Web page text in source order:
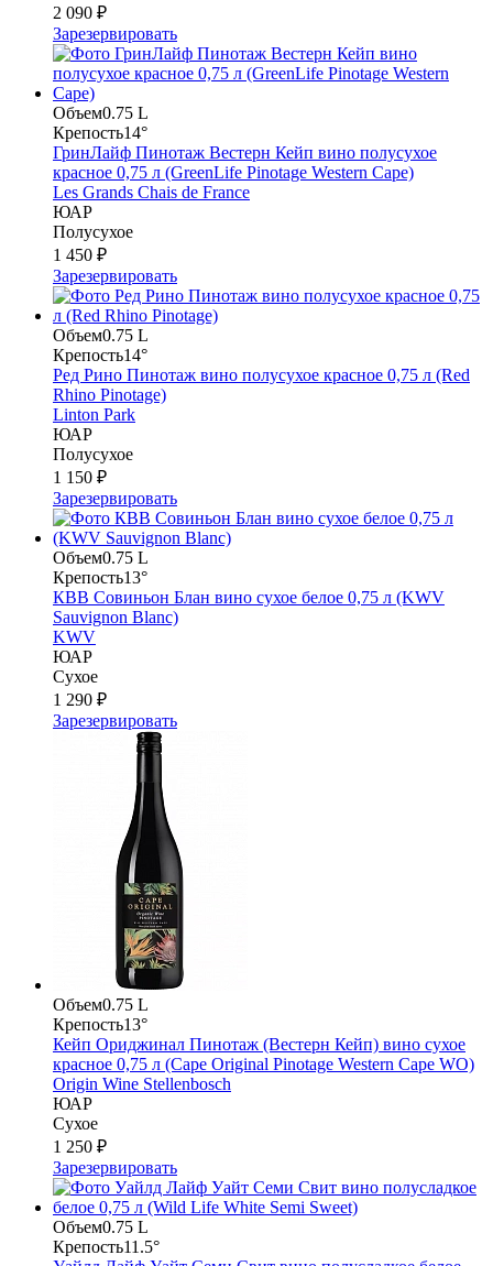
2 090 ₽
Зарезервировать
Объем0.75 L
Крепость14°
ГринЛайф Пинотаж Вестерн Кейп вино полусухое
красное 0,75 л (GreenLife Pinotage Western Cape)
Les Grands Chais de France
ЮАР
Полусухое
1 450 ₽
Зарезервировать
Объем0.75 L
Крепость14°
Ред Рино Пинотаж вино полусухое красное 0,75 л (Red
Rhino Pinotage)
Linton Park
ЮАР
Полусухое
1 150 ₽
Зарезервировать
Объем0.75 L
Крепость13°
КВВ Совиньон Блан вино сухое белое 0,75 л (KWV
Sauvignon Blanc)
KWV
ЮАР
Сухое
1 290 ₽
Зарезервировать
Объем0.75 L
Крепость13°
Кейп Ориджинал Пинотаж (Вестерн Кейп) вино сухое
красное 0,75 л (Cape Original Pinotage Western Cape WO)
Origin Wine Stellenbosch
ЮАР
Сухое
1 250 ₽
Зарезервировать
Объем0.75 L
Крепость11.5°